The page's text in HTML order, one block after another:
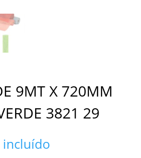
9MT X 720MM
3821 29
incluído